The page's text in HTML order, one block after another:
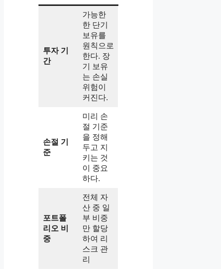
투자 기
간
가능한
한 단기
보유를
원칙으로
한다. 장
기 보유
는 손실
위험이
커진다.
손절 기
준
미리 손
절 기준
을 정해
두고 지
키는 것
이 중요
하다.
포트폴
리오 비
중
전체 자
산 중 일
부 비중
만 할당
하여 리
스크 관
리